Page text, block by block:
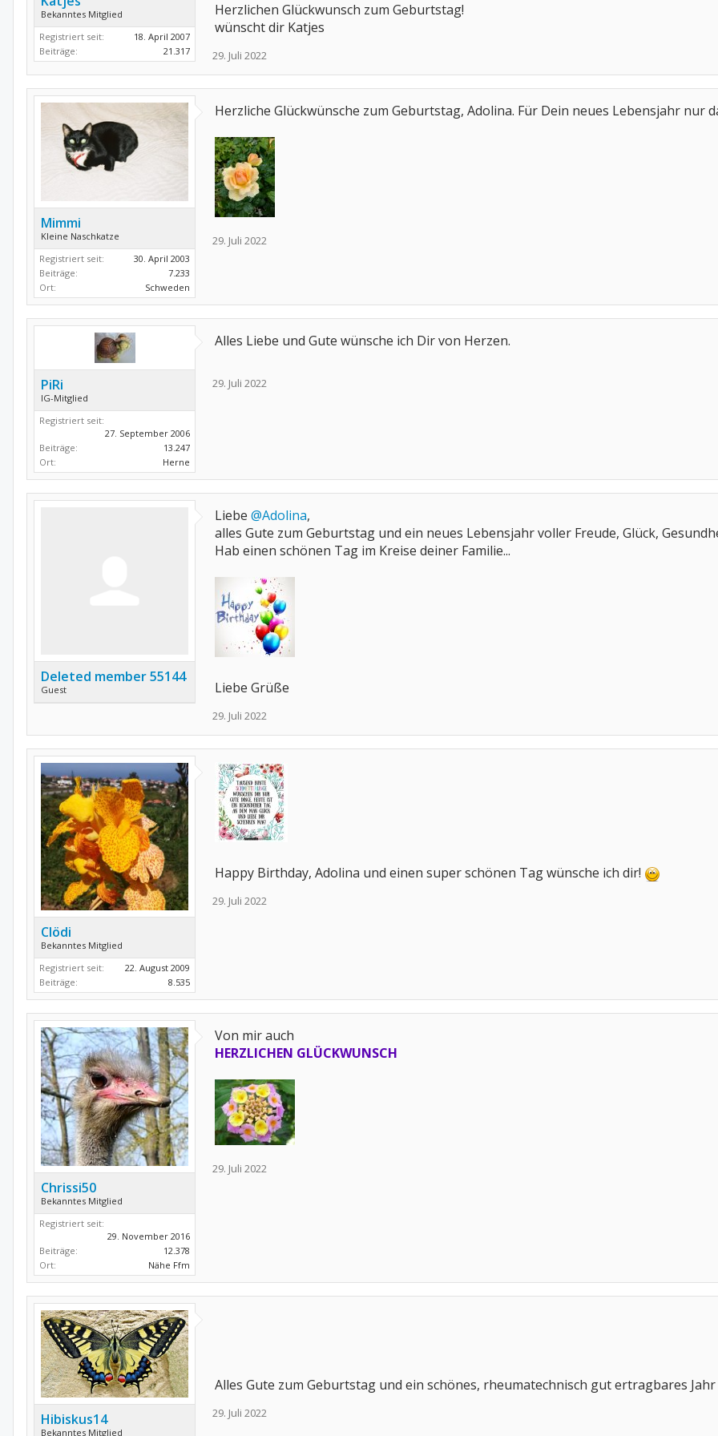
Bekanntes Mitglied
Registriert seit:
18. April 2007
Beiträge:
21.317
Herzlichen Glückwunsch zum Geburtstag!
wünscht dir Katjes
29. Juli 2022
Mimmi
Kleine Naschkatze
Registriert seit:
30. April 2003
Beiträge:
7.233
Ort:
Schweden
Herzliche Glückwünsche zum Geburtstag, Adolina. Für Dein neues Lebensjahr nur
29. Juli 2022
PiRi
IG-Mitglied
Registriert seit:
27. September 2006
Beiträge:
13.247
Ort:
Herne
Alles Liebe und Gute wünsche ich Dir von Herzen.
29. Juli 2022
Deleted member 55144
Guest
Liebe @Adolina,
alles Gute zum Geburtstag und ein neues Lebensjahr voller Freude, Glück,
Hab einen schönen Tag im Kreise deiner Familie...
Liebe Grüße
29. Juli 2022
Clödi
Bekanntes Mitglied
Registriert seit:
22. August 2009
Beiträge:
8.535
Happy Birthday, Adolina und einen super schönen Tag wünsche ich dir!
29. Juli 2022
Chrissi50
Bekanntes Mitglied
Registriert seit:
29. November 2016
Beiträge:
12.378
Ort:
Nähe Ffm
Von mir auch
HERZLICHEN GLÜCKWUNSCH
29. Juli 2022
Hibiskus14
Bekanntes Mitglied
Alles Gute zum Geburtstag und ein schönes, rheumatechnisch gut ertragbares
29. Juli 2022